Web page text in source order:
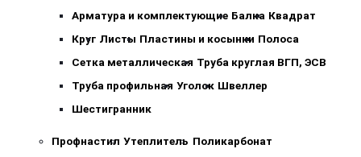
Арматура и комплектующие Балка Квадрат
Круг Листы Пластины и косынки Полоса
Сетка металлическая Труба круглая ВГП, ЭСВ
Труба профильная Уголок Швеллер
Шестигранник
Профнастил Утеплитель Поликарбонат